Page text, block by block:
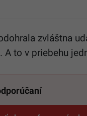
zvláštna
A to v priebehu